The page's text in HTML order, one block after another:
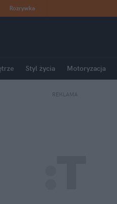
Rozrywka
Styl życia Motoryzacja
REKLAMA